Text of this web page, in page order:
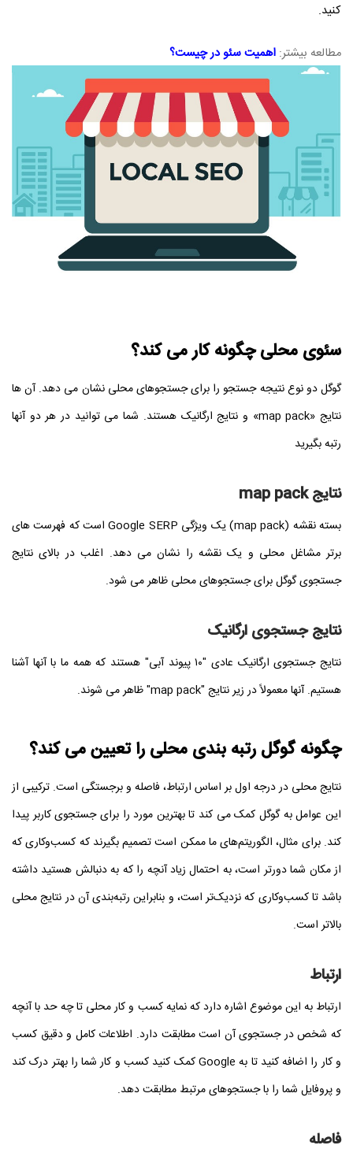
کنید.
مطالعه بیشتر: اهمیت سئو در چیست؟
سئوی محلی چگونه کار می کند؟
گوگل دو نوع نتیجه جستجو را برای جستجوهای محلی نشان می دهد. آن ها
نتایج «map pack» و نتایج ارگانیک هستند. شما می توانید در هر دو آنها
رتبه بگیرید
نتایج map pack
بسته نقشه (map pack
) یک ویژگی Google SERP است که فهرست های
برتر مشاغل محلی و یک نقشه را نشان می دهد. اغلب در بالای نتایج
جستجوی گوگل برای جستجوهای محلی ظاهر می شود.
نتایج جستجوی ارگانیک
نتایج جستجوی ارگانیک عادی "۱۰ پیوند آبی" هستند که همه ما با آنها آشنا
هستیم. آنها معمولاً در زیر نتایج "map pack" ظاهر می شوند.
چگونه گوگل رتبه بندی محلی را تعیین می کند؟
نتایج محلی در درجه اول بر اساس ارتباط، فاصله و برجستگی است. ترکیبی از
این عوامل به گوگل کمک می کند تا بهترین مورد را برای جستجوی کاربر پیدا
کند. برای مثال، الگوریتم‌های ما ممکن است تصمیم بگیرند که کسب‌وکاری که
از مکان شما دورتر است، به احتمال زیاد آنچه را که به دنبالش هستید داشته
باشد تا کسب‌وکاری که نزدیک‌تر است، و بنابراین رتبه‌بندی آن در نتایج محلی
بالاتر است.
ارتباط
ارتباط به این موضوع اشاره دارد که نمایه کسب و کار محلی تا چه حد با آنچه
که شخص در جستجوی آن است مطابقت دارد. اطلاعات کامل و دقیق کسب
و کار را اضافه کنید تا به Google کمک کنید کسب و کار شما را بهتر درک کند
و پروفایل شما را با جستجوهای مرتبط مطابقت دهد.
فاصله